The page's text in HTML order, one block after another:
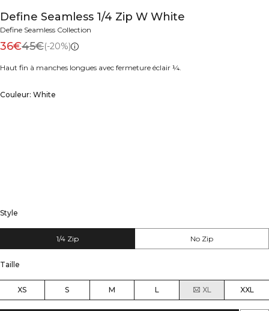
Define Seamless 1/4 Zip W White
Define Seamless Collection
36€45€(-20%)
Haut fin à manches longues avec fermeture éclair ¼.
Couleur: White
Style
1/4 Zip No Zip
Taille
XS S M L XL XXL